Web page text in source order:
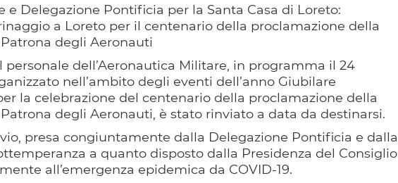
e Delegazione Pontificia per la Santa Casa di Loreto:
a Loreto per il centenario della proclamazione della
degli Aeronauti
dell’Aeronautica Militare, in programma il 24
nell’ambito degli eventi dell’anno Giubilare
la celebrazione del centenario della proclamazione della
degli Aeronauti, è stato rinviato a data da destinarsi.
presa congiuntamente dalla Delegazione Pontificia e dalla
a quanto disposto dalla Presidenza del Consiglio
all’emergenza epidemica da COVID-19.